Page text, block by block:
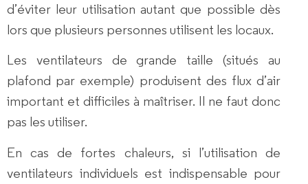
d’éviter leur utilisation autant que possible dès
lors que plusieurs personnes utilisent les locaux.
Les ventilateurs de grande taille (situés au
plafond par exemple) produisent des flux d’air
important et difficiles à maîtriser. Il ne faut donc
pas les utiliser.
En cas de fortes chaleurs, si l’utilisation de
ventilateurs individuels est indispensable pour